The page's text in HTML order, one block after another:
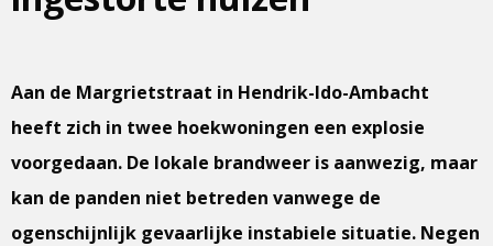
Aan de Margrietstraat in Hendrik-Ido-Ambacht
heeft zich in twee hoekwoningen een explosie
voorgedaan. De lokale brandweer is aanwezig, maar
kan de panden niet betreden vanwege de
ogenschijnlijk gevaarlijke instabiele situatie. Negen